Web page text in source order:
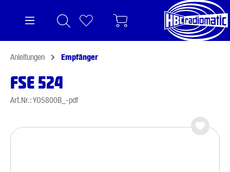
Anleitungen Empfänger
FSE 524
Art.Nr.: YO5800B_-pdf
Bildergalerie überspringen